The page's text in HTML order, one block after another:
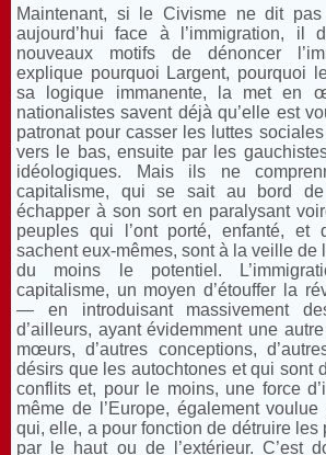
Maintenant, si le Civisme ne dit
aujourd’hui face à l’immigration, il
nouveaux motifs de dénoncer
explique pourquoi Largent, pourquoi
sa logique immanente, la met en
nationalistes savent déjà qu’elle est
patronat pour casser les luttes
vers le bas, ensuite par les
idéologiques. Mais ils ne
capitalisme, qui se sait au bord
échapper à son sort en paralysant
peuples qui l’ont porté, enfanté, et
sachent eux-mêmes, sont à la veille de
du moins le potentiel.
capitalisme, un moyen d’étouffer la
— en introduisant massivement
d’ailleurs, ayant évidemment une
mœurs, d’autres conceptions,
désirs que les autochtones et qui sont
conflits et, pour le moins, une force
même de l’Europe, également
qui, elle, a pour fonction de détruire les
par le haut ou de l’extérieur. C’est